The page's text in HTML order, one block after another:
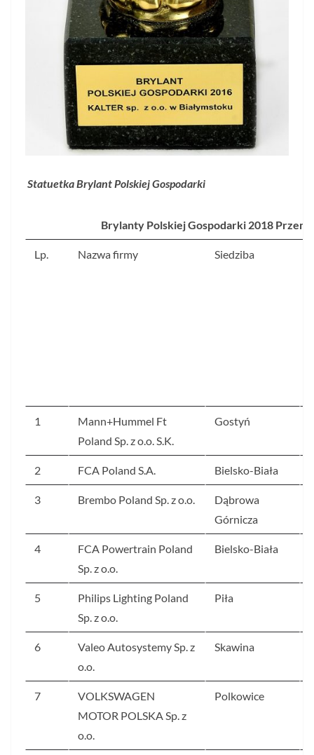
Statuetka Brylant Polskiej Gospodarki
Brylanty Polskiej Gospodarki 2018
Lp. Nazwa firmy Siedziba
1
Mann+Hummel Ft
Poland Sp. z o.o. S.K.
Gostyń
2 FCA Poland S.A. Bielsko-Biała
3 Brembo Poland Sp. z o.o.
Dąbrowa
Górnicza
4
FCA Powertrain Poland
Sp. z o.o.
Bielsko-Biała
5
Philips Lighting Poland
Sp. z o.o.
Piła
6
Valeo Autosystemy Sp. z
o.o.
Skawina
7
VOLKSWAGEN
MOTOR POLSKA Sp. z
o.o.
Polkowice